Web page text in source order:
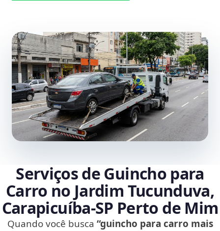
Serviços de Guincho para
Carro no Jardim Tucunduva,
Carapicuíba‑SP Perto de Mim
Quando você busca “guincho para carro mais